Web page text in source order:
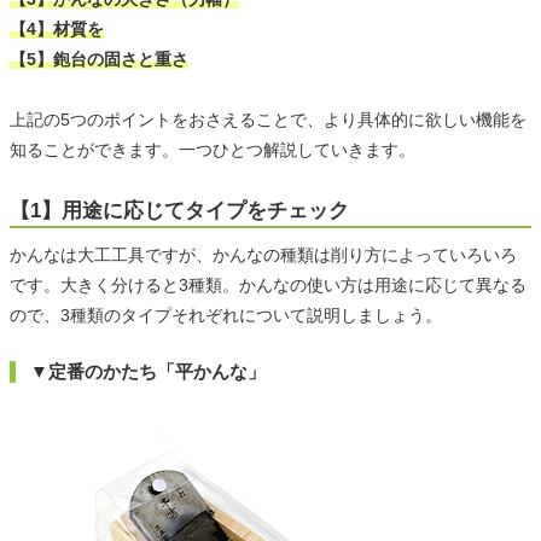
【4】材質を
【5】鉋台の固さと重さ
上記の5つのポイントをおさえることで、より具体的に欲しい機能を
知ることができます。一つひとつ解説していきます。
【1】用途に応じてタイプをチェック
かんなは大工工具ですが、かんなの種類は削り方によっていろいろ
です。大きく分けると3種類。かんなの使い方は用途に応じて異なる
ので、3種類のタイプそれぞれについて説明しましょう。
▼定番のかたち「平かんな」